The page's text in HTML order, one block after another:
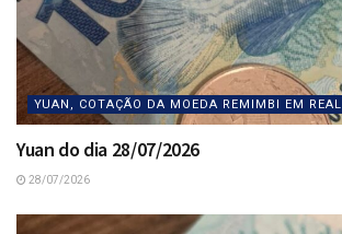
YUAN, COTAÇÃO DA MOEDA REMIMBI EM REAL
Yuan do dia 28/07/2026
28/07/2026